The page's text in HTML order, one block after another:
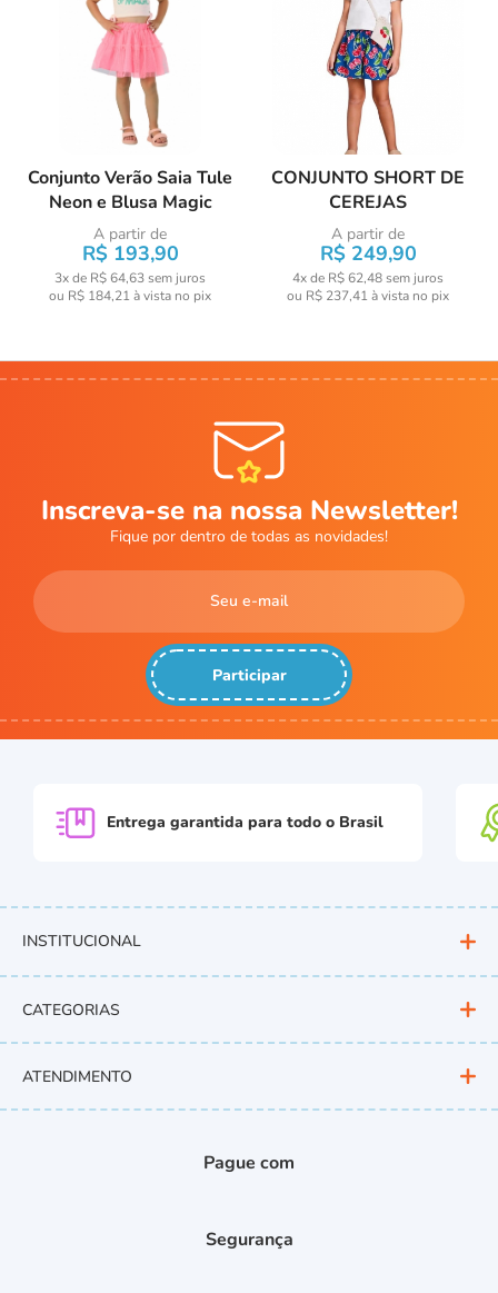
Conjunto Verão Saia Tule
Neon e Blusa Magic
A partir de
R$ 193,90
3x de R$ 64,63sem juros
ou R$ 184,21 à vista no pix
CONJUNTO SHORT DE
CEREJAS
A partir de
R$ 249,90
4x de R$ 62,48sem juros
ou R$ 237,41 à vista no pix
Inscreva-se na nossa Newsletter!
Fique por dentro de todas as novidades!
Participar
Entrega garantida para todo o Brasil
INSTITUCIONAL
CATEGORIAS
ATENDIMENTO
Pague com
Segurança